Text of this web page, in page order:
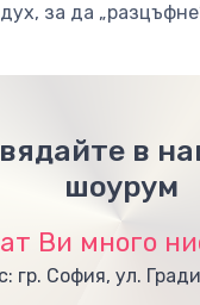
за да
в
шоурум
Ви много
гр. София, ул.